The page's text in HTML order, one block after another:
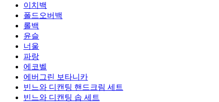
이치백
폴드오버백
롤백
윤슬
너울
파랑
에코벨
에버그린 보타니카
빈느와 디캔팅 핸드크림 세트
빈느와 디캔팅 솝 세트